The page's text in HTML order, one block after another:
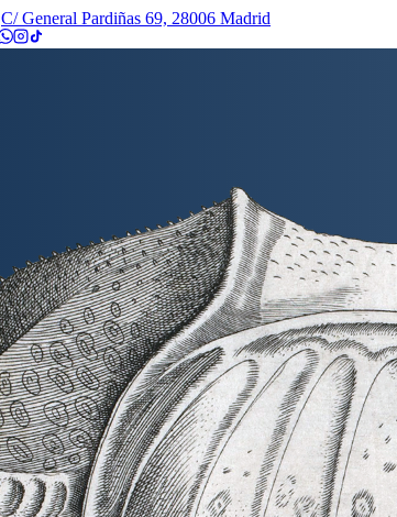
C/ General Pardiñas 69, 28006 Madrid